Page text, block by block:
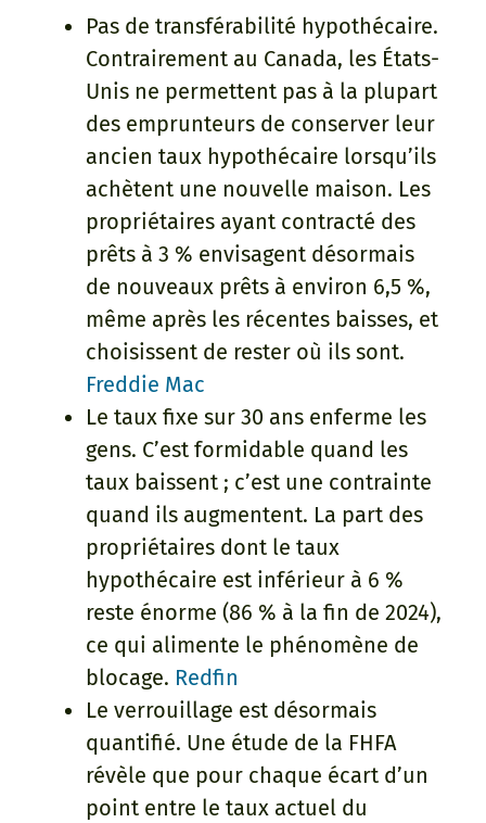
Pas de transférabilité hypothécaire.
Contrairement au Canada, les États-
Unis ne permettent pas à la plupart
des emprunteurs de conserver leur
ancien taux hypothécaire lorsqu’ils
achètent une nouvelle maison. Les
propriétaires ayant contracté des
prêts à 3 % envisagent désormais
de nouveaux prêts à environ 6,5 %,
même après les récentes baisses, et
choisissent de rester où ils sont.
Freddie Mac
Le taux fixe sur 30 ans enferme les
gens. C’est formidable quand les
taux baissent ; c’est une contrainte
quand ils augmentent. La part des
propriétaires dont le taux
hypothécaire est inférieur à 6 %
reste énorme (86 % à la fin de 2024),
ce qui alimente le phénomène de
blocage. Redfin
Le verrouillage est désormais
quantifié. Une étude de la FHFA
révèle que pour chaque écart d’un
point entre le taux actuel du